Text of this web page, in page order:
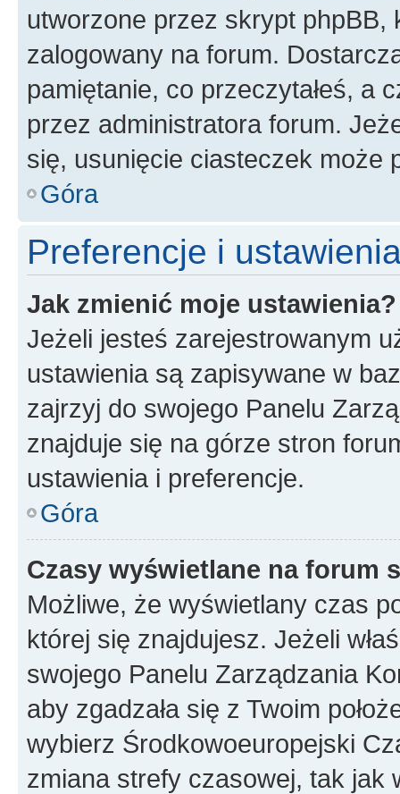
utworzone przez skrypt
zalogowany na forum.
pamiętanie, co przeczytałeś, a
przez administratora forum.
się, usunięcie ciasteczek może
Góra
Preferencje i
Jak zmienić moje ustawienia?
Jeżeli jesteś zarejestrowanym
ustawienia są zapisywane w
zajrzyj do swojego Panelu
znajduje się na górze stron
ustawienia i preferencje.
Góra
Czasy wyświetlane na forum
Możliwe, że wyświetlany czas
której się znajdujesz. Jeżeli
swojego Panelu Zarządzania
aby zgadzała się z Twoim
wybierz Środkowoeuropejski
zmiana strefy czasowej, tak jak